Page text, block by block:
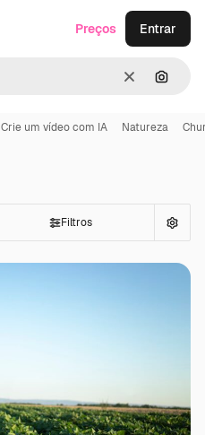
Limpar
Preços Entrar
Crie um vídeo com IA Natureza
Filtros